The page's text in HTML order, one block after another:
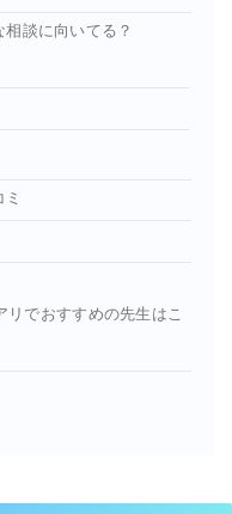
談に向いてる？
リでおすすめの先生はこ